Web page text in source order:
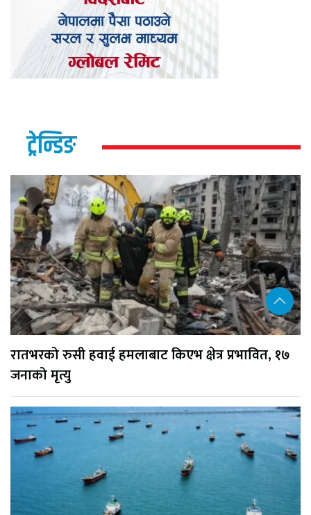
ट्रेन्डिङ
रातभरको रुसी हवाई हमलाबाट किएभ क्षेत्र प्रभावित, १७
जनाको मृत्यु